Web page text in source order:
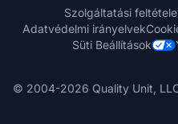
Szolgáltatási
Adatvédelmi irányelvek
Süti Beállítások
© 2004-2026 Quality Unit,